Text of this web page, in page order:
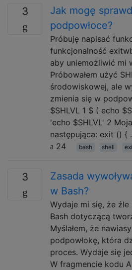
3
Jak mogę
podpowłoce?
Próbuję napisać
funkcjonalność
aby uniemożliwić mi
Próbowałem użyć
środowiskowej, ale
zmienia się w
$SHLVL 1 $ ( echo
'echo $SHLVL' 2
następująca: exit () {
24
bash shell
3
Zasada
w Bash?
Wydaje mi się, że
Bash dotyczącą
Myślałem, że
podpowłokę, która
proces. Wydaje się
W fragmencie kodu